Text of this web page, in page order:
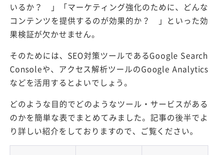
いるか？ 」「マーケティング強化のために、どんな
コンテンツを提供するのが効果的か？ 」といった効
果検証が欠かせません。
そのためには、SEO対策ツールであるGoogle Search
Consoleや、アクセス解析ツールのGoogle Analytics
などを活用するとよいでしょう。
どのような目的でどのようなツール・サービスがある
のかを簡単な表でまとめてみました。記事の後半でよ
り詳しい紹介をしておりますので、ご覧ください。